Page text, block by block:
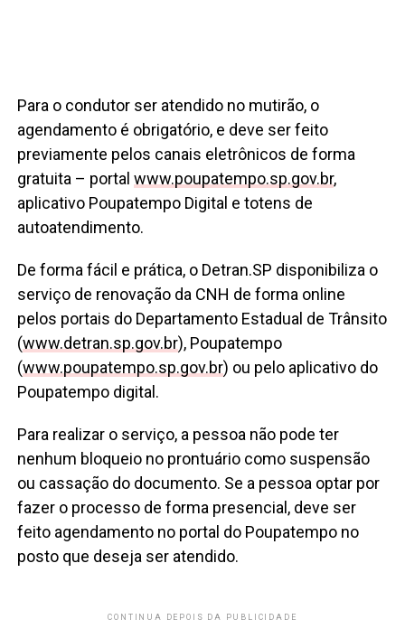
Para o condutor ser atendido no mutirão, o
agendamento é obrigatório, e deve ser feito
previamente pelos canais eletrônicos de forma
gratuita – portal www.poupatempo.sp.gov.br,
aplicativo Poupatempo Digital e totens de
autoatendimento.
De forma fácil e prática, o Detran.SP disponibiliza o
serviço de renovação da CNH de forma online
pelos portais do Departamento Estadual de Trânsito
(www.detran.sp.gov.br), Poupatempo
(www.poupatempo.sp.gov.br) ou pelo aplicativo do
Poupatempo digital.
Para realizar o serviço, a pessoa não pode ter
nenhum bloqueio no prontuário como suspensão
ou cassação do documento. Se a pessoa optar por
fazer o processo de forma presencial, deve ser
feito agendamento no portal do Poupatempo no
posto que deseja ser atendido.
CONTINUA DEPOIS DA PUBLICIDADE